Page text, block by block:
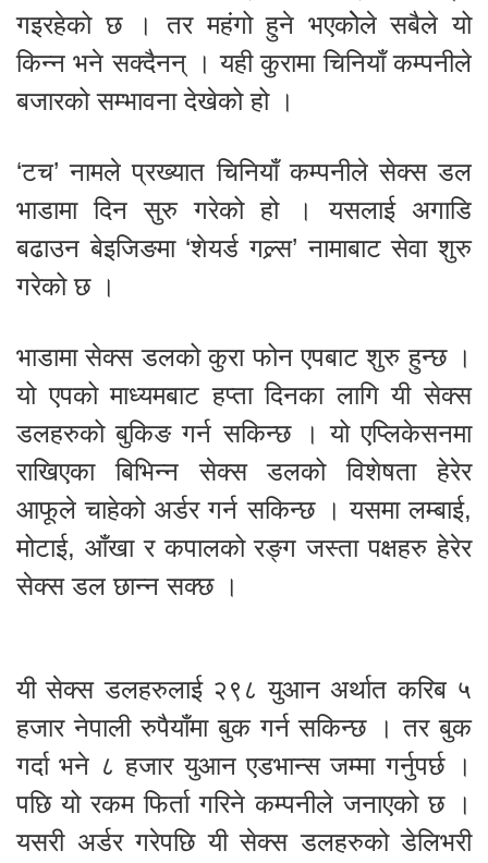
गइरहेको छ । तर महंगो हुने भएकोेले सबैले यो
किन्न भने सक्दैनन् । यही कुरामा चिनियाँ कम्पनीले
बजारको सम्भावना देखेको हो ।
‘टच’ नामले प्रख्यात चिनियाँ कम्पनीले सेक्स डल
भाडामा दिन सुरु गरेको हो । यसलाई अगाडि
बढाउन बेइजिङमा ‘शेयर्ड गल्र्स’ नामाबाट सेवा शुरु
गरेको छ ।
भाडामा सेक्स डलको कुरा फोन एपबाट शुरु हुन्छ ।
यो एपको माध्यमबाट हप्ता दिनका लागि यी सेक्स
डलहरुको बुकिङ गर्न सकिन्छ । यो एप्लिकेसनमा
राखिएका बिभिन्न सेक्स डलको विशेषता हेरेर
आफूले चाहेको अर्डर गर्न सकिन्छ । यसमा लम्बाई,
मोटाई, आँखा र कपालको रङ्ग जस्ता पक्षहरु हेरेर
सेक्स डल छान्न सक्छ ।
यी सेक्स डलहरुलाई २९८ युआन अर्थात करिब ५
हजार नेपाली रुपैयाँमा बुक गर्न सकिन्छ । तर बुक
गर्दा भने ८ हजार युआन एडभान्स जम्मा गर्नुपर्छ ।
पछि यो रकम फिर्ता गरिने कम्पनीले जनाएको छ ।
यसरी अर्डर गरेपछि यी सेक्स डलहरुको डेलिभरी